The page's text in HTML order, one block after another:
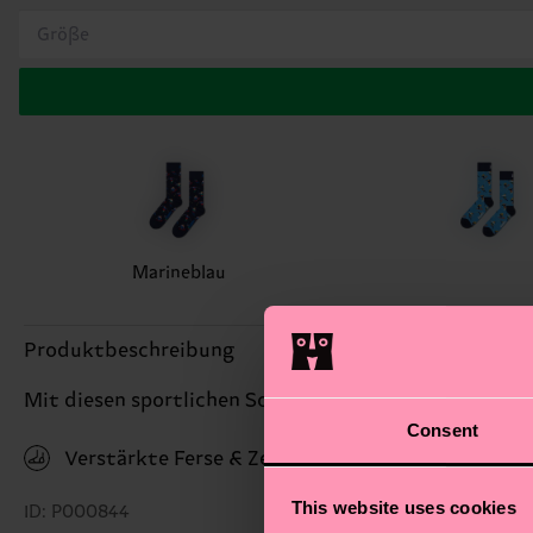
Consent
This website uses cookies
Größe
Marineblau
Produktbeschreibung
Mit diesen sportlichen Socken bist Du auf der Piste
Verstärkte Ferse & Zehen
ID: P000844